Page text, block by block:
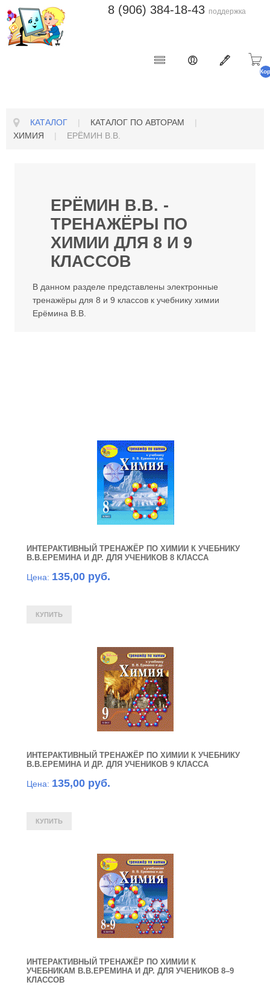
8 (906) 384-18-43 поддержка
КАТАЛОГ | КАТАЛОГ ПО АВТОРАМ
|
ХИМИЯ
| ЕРЁМИН В.В.
ЕРЁМИН В.В. -
ТРЕНАЖЁРЫ ПО
ХИМИИ ДЛЯ 8 И 9
КЛАССОВ
В данном разделе представлены электронные
тренажёры для 8 и 9 классов к учебнику химии
Ерёмина В.В.
ИНТЕРАКТИВНЫЙ ТРЕНАЖЁР ПО ХИМИИ К УЧЕБНИКУ
В.В.ЕРЕМИНА И ДР. ДЛЯ УЧЕНИКОВ 8 КЛАССА
Цена: 135,00 руб.
ИНТЕРАКТИВНЫЙ ТРЕНАЖЁР ПО ХИМИИ К УЧЕБНИКУ
В.В.ЕРЕМИНА И ДР. ДЛЯ УЧЕНИКОВ 9 КЛАССА
Цена: 135,00 руб.
ИНТЕРАКТИВНЫЙ ТРЕНАЖЁР ПО ХИМИИ К
УЧЕБНИКАМ В.В.ЕРЕМИНА И ДР. ДЛЯ УЧЕНИКОВ 8–9
КЛАССОВ